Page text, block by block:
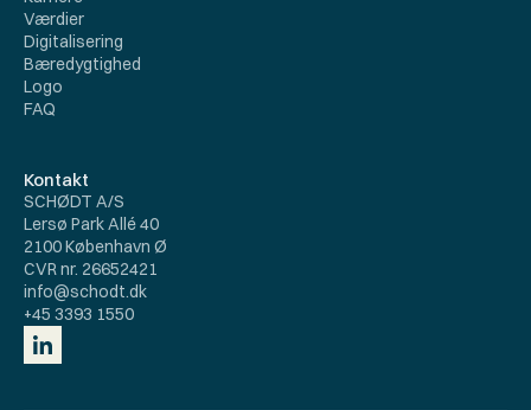
Værdier
Digitalisering
Bæredygtighed
Logo
FAQ
Kontakt
SCHØDT A/S
Lersø Park Allé 40
2100 København Ø
CVR nr. 26652421
info@schodt.dk
+45 3393 1550